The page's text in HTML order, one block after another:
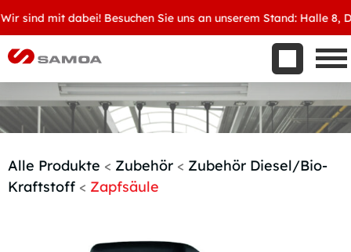
sind mit dabei! Besuchen Sie uns an unserem Stand: Halle 8,
Aktuelles
Kontakt
Handelspartner werden
Alle Produkte < Zubehör < Zubehör Diesel/Bio-
Kraftstoff < Zapfsäule